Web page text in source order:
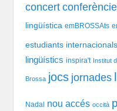
concert
lingüística emBROSSAts
estudiants internacionals
lingüístics inspira't Institut
Brossa jocs jornades
Nadal nou accés occità